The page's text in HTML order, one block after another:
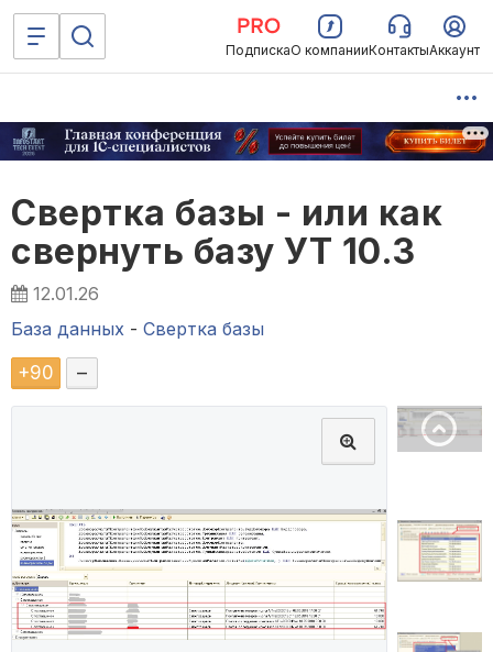
ПодпискаО компанииКонтактыАккаунт
Свертка базы - или как
свернуть базу УТ 10.3
12.01.26
База данных - Свертка базы
+90 –